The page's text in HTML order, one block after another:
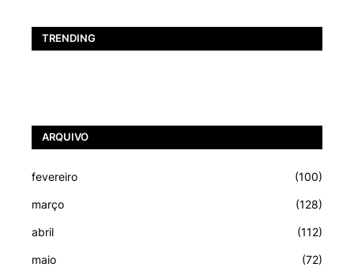
TRENDING
ARQUIVO
fevereiro (100)
março (128)
abril (112)
maio (72)